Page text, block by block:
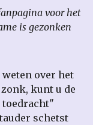
voor het
is gezonken
over het
kunt u de
toedracht"
schetst